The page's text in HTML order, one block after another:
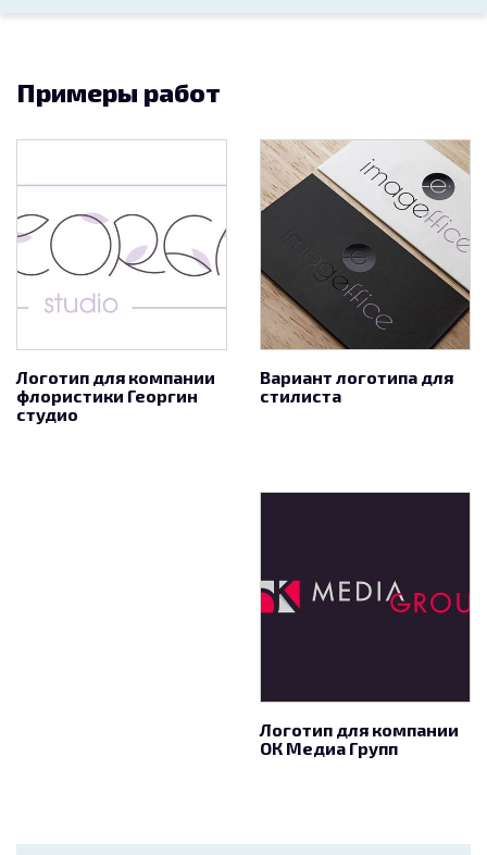
Примеры работ
Логотип для компании
флористики Георгин
студио
Вариант логотипа для
стилиста
Логотип для компании
ОК Медиа Групп